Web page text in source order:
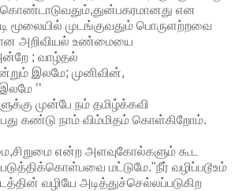
என
மூலையில் முடங்குவதும் பொருளற்றவை
அறிவியல் உண்மையை
; வாழ்தல்
இலமே; முனிவின்,
இலமே ’’
முன்பே நம் தமிழ்க்கவி
கண்டு நாம் விம்மிதம் கொள்கிறோம்.
,சிறுமை என்ற அளவுகோல்களும் கூட
மட்டுமே."நீர் வழிப்படூஉம்
வழியே அடித்துச்செல்லப்படுகிற